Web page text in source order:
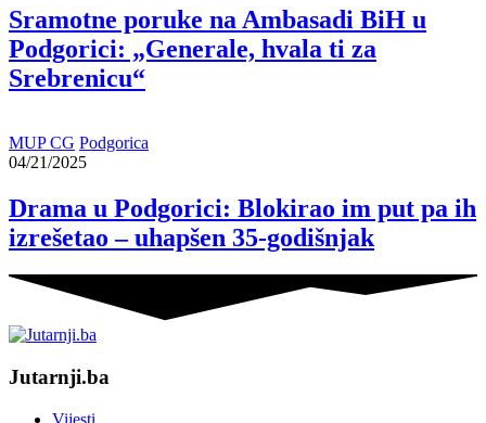
Sramotne poruke na Ambasadi BiH u
Podgorici: „Generale, hvala ti za
Srebrenicu“
MUP CG Podgorica
04/21/2025
Drama u Podgorici: Blokirao im put pa ih
izrešetao – uhapšen 35-godišnjak
Jutarnji.ba
Vijesti